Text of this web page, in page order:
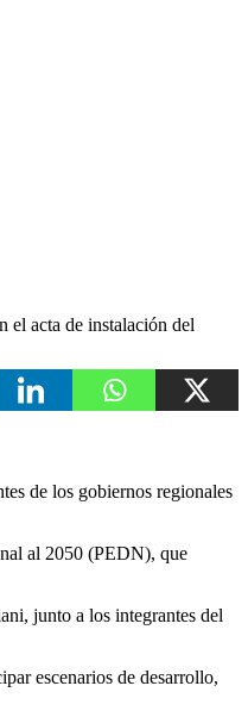
acta de instalación del
de los gobiernos regionales
al 2050 (PEDN), que
junto a los integrantes del
escenarios de desarrollo,